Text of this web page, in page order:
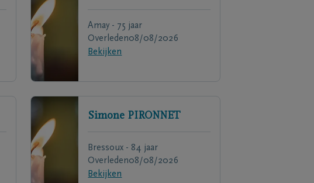
Amay - 75 jaar
Overleden08/08/2026
Bekijken
Simone PIRONNET
Bressoux - 84 jaar
Overleden08/08/2026
Bekijken